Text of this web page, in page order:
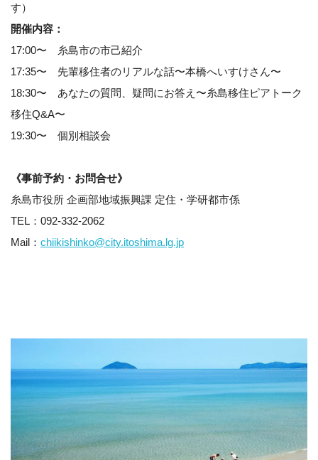
す）
開催内容：
17:00〜 糸島市の市己紹介
17:35〜 先輩移住者のリアルな話〜本橋へいすけさん〜
18:30〜 あなたの質問、疑問にお答え〜糸島移住ピアトーク
移住Q&A〜
19:30〜 個別相談会
《事前予約・お問合せ》
糸島市役所 企画部地域振興課 定住・学研都市係
TEL：092-332-2062
Mail： chiikishinko@city.itoshima.lg.jp